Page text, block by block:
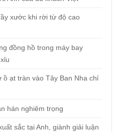
xước khi rời từ độ cao
đồng hồ trong máy bay
ạt tràn vào Tây Ban Nha chỉ
hán nghiêm trọng
sắc tại Anh, giành giải luận